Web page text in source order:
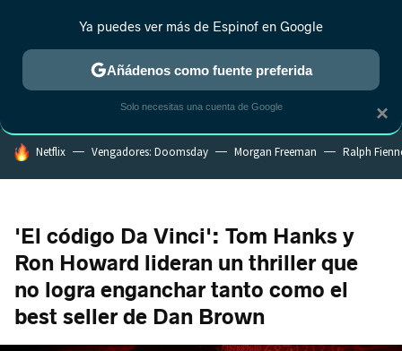
MENÚ NUEVO
ESTRENOS REALITY ANIME RANKINGS CINE
HOY SE HABLA DE
Netflix Vengadores: Doomsday Morgan Freeman Ralph
'El código Da Vinci': Tom Hanks y
Ron Howard lideran un thriller que
no logra enganchar tanto como el
best seller de Dan Brown
×
Ya puedes ver más de Espinof en Google
Añádenos como fuente preferida
Solo necesitas una cuenta de Google